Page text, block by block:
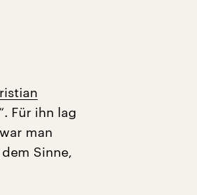
Für ihn lag
man
Sinne,